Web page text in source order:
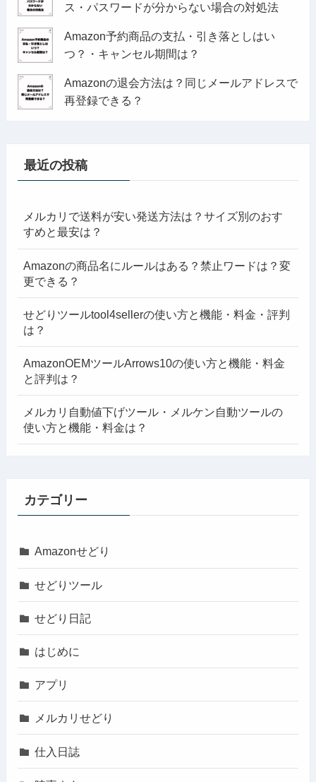
ス・パスワードが分からない場合の対処法
Amazon予約商品の支払・引き落としはい
つ？・キャンセル期間は？
Amazonの退会方法は？同じメールアドレスで
再登録できる？
最近の投稿
メルカリで送料が安い発送方法は？サイズ別のおす
すめと最安は？
Amazonの商品名にルールはある？禁止ワードは？変
更できる？
せどりツールtool4sellerの使い方と機能・料金・評判
は？
AmazonOEMツールArrows10の使い方と機能・料金
と評判は？
メルカリ自動値下げツール・メルケン自動ツールの
使い方と機能・料金は？
カテゴリー
Amazonせどり
せどりツール
せどり日記
はじめに
アプリ
メルカリせどり
仕入日誌